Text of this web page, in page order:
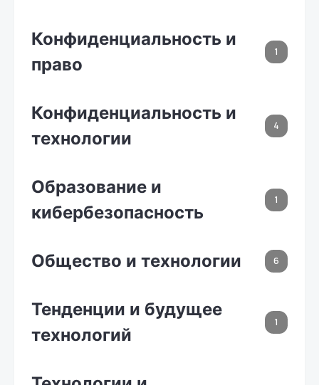
Конфиденциальность и
право
1
Конфиденциальность и
технологии
4
Образование и
кибербезопасность
1
Общество и технологии 6
Тенденции и будущее
технологий
1